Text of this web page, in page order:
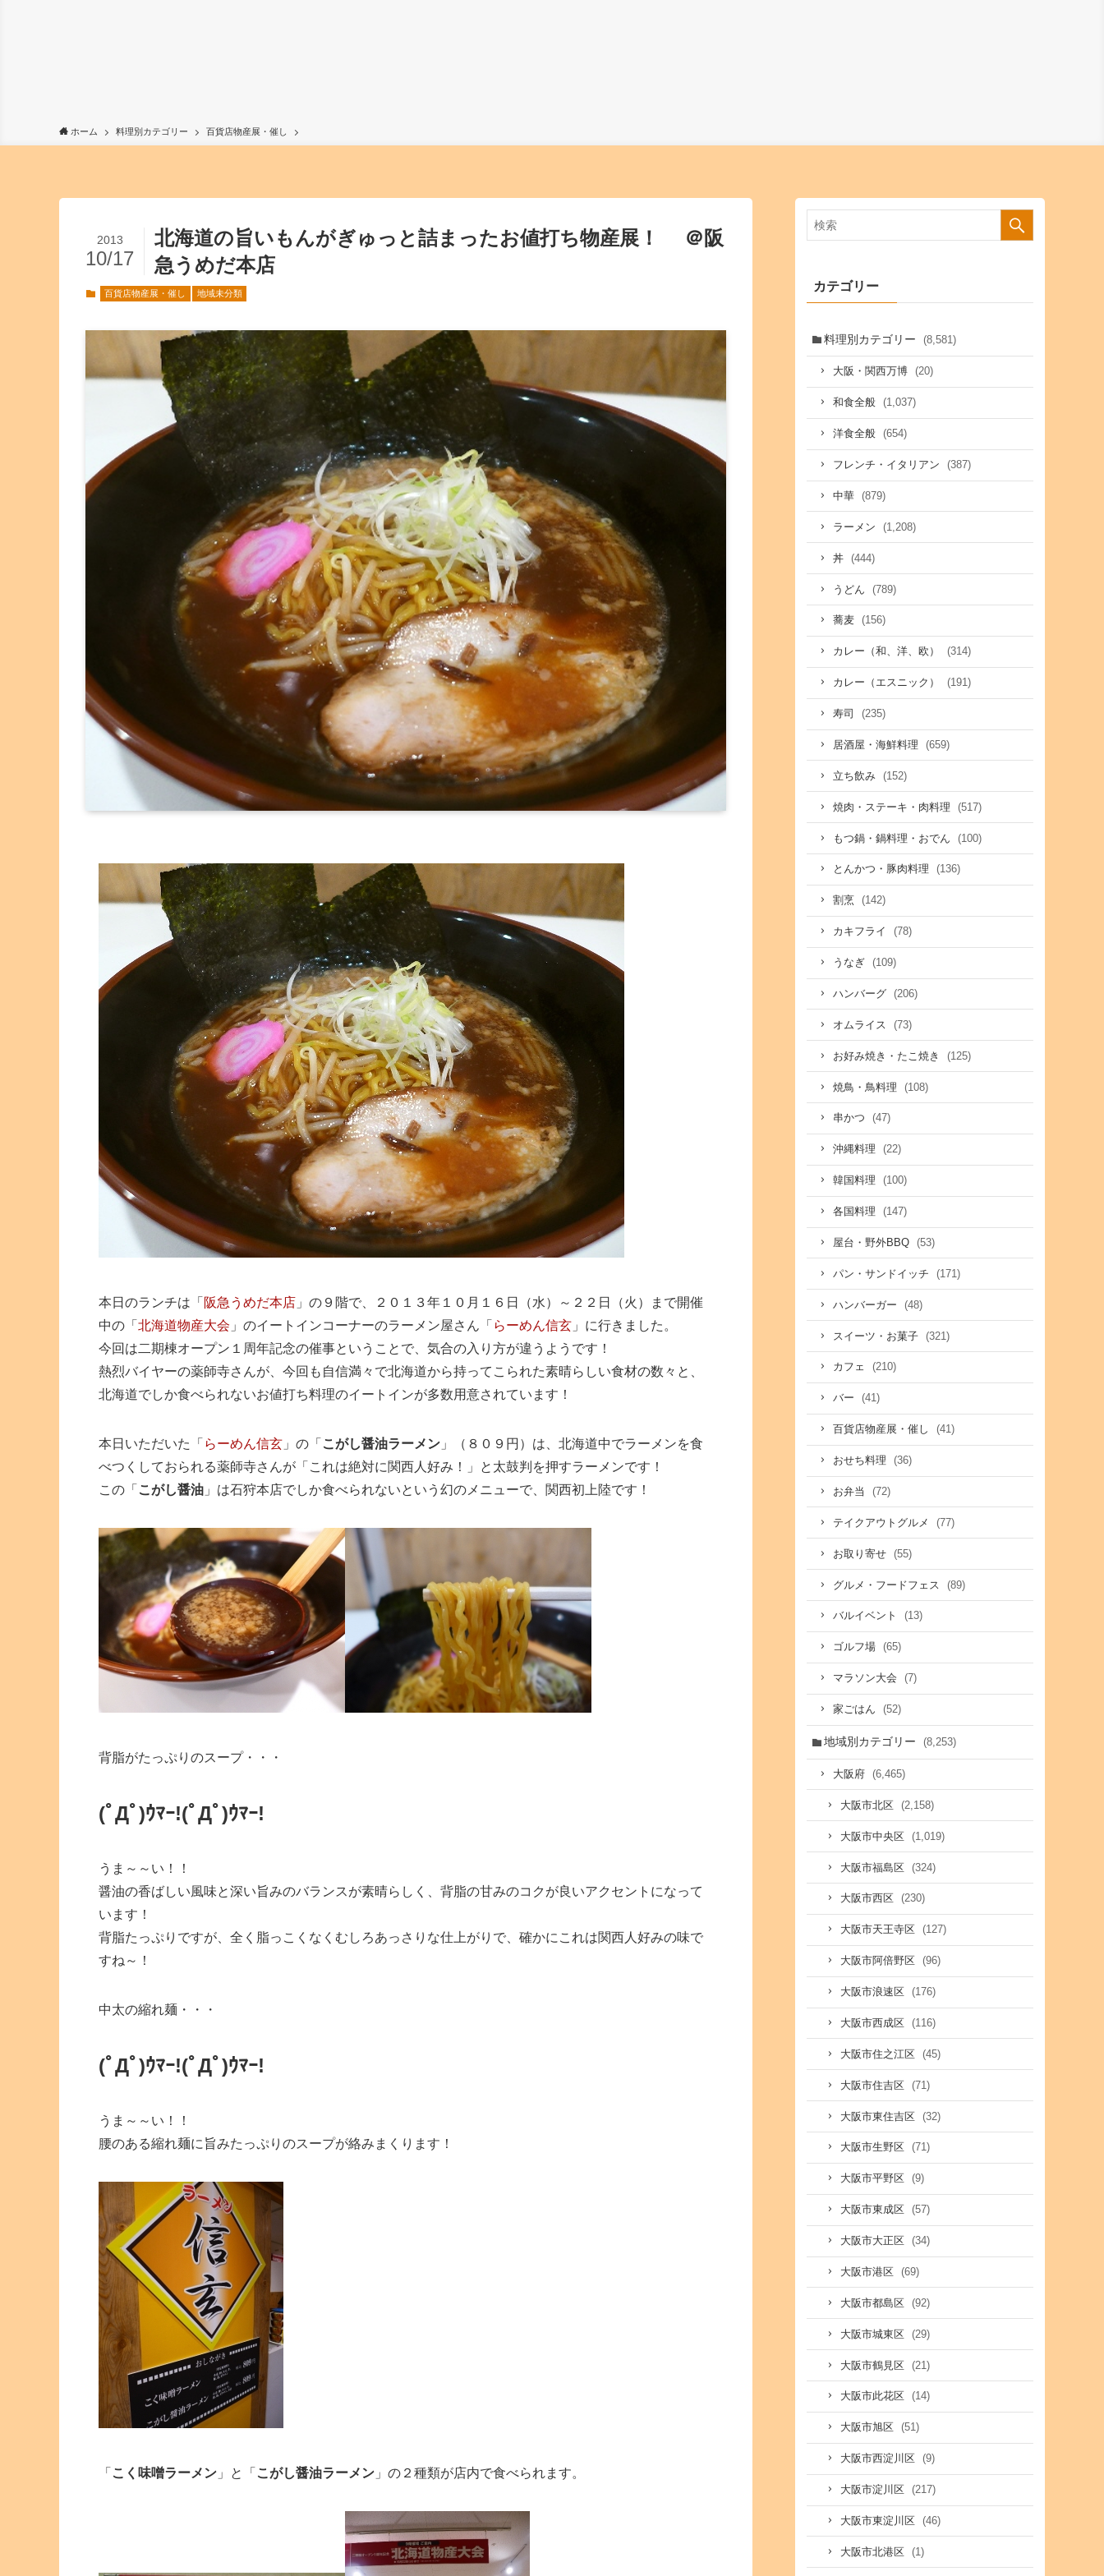
ホーム 料理別カテゴリー 百貨店物産展・催し
北海道の旨いもんがぎゅっと詰まったお値打ち物産展！ ＠阪
急うめだ本店
2013
10/17
百貨店物産展・催し 地域未分類
本日のランチは「 阪急うめだ本店 」の９階で、２０１３年１０月１６日（水）～２２日（火）まで開催
中の「 北海道物産大会 」のイートインコーナーのラーメン屋さん「 らーめん信玄 」に行きました。
今回は二期棟オープン１周年記念の催事ということで、気合の入り方が違うようです！
熱烈バイヤーの薬師寺さんが、今回も自信満々で北海道から持ってこられた素晴らしい食材の数々と、
北海道でしか食べられないお値打ち料理のイートインが多数用意されています！
本日いただいた「 らーめん信玄 」の「 こがし醤油ラーメン 」（８０９円）は、北海道中でラーメンを食
べつくしておられる薬師寺さんが「これは絶対に関西人好み！」と太鼓判を押すラーメンです！
この「 こがし醤油 」は石狩本店でしか食べられないという幻のメニューで、関西初上陸です！
背脂がたっぷりのスープ・・・
(ﾟДﾟ)ｳﾏｰ!(ﾟДﾟ)ｳﾏｰ!
うま～～い！！
醤油の香ばしい風味と深い旨みのバランスが素晴らしく、背脂の甘みのコクが良いアクセントになって
います！
背脂たっぷりですが、全く脂っこくなくむしろあっさりな仕上がりで、確かにこれは関西人好みの味で
すね～！
中太の縮れ麺・・・
(ﾟДﾟ)ｳﾏｰ!(ﾟДﾟ)ｳﾏｰ!
うま～～い！！
腰のある縮れ麺に旨みたっぷりのスープが絡みまくります！
「 こく味噌ラーメン 」と「 こがし醤油ラーメン 」の２種類が店内で食べられます。
カテゴリー
料理別カテゴリー (8,581)
大阪・関西万博 (20)
和食全般 (1,037)
洋食全般 (654)
フレンチ・イタリアン (387)
中華 (879)
ラーメン (1,208)
丼 (444)
うどん (789)
蕎麦 (156)
カレー（和、洋、欧） (314)
カレー（エスニック） (191)
寿司 (235)
居酒屋・海鮮料理 (659)
立ち飲み (152)
焼肉・ステーキ・肉料理 (517)
もつ鍋・鍋料理・おでん (100)
とんかつ・豚肉料理 (136)
割烹 (142)
カキフライ (78)
うなぎ (109)
ハンバーグ (206)
オムライス (73)
お好み焼き・たこ焼き (125)
焼鳥・鳥料理 (108)
串かつ (47)
沖縄料理 (22)
韓国料理 (100)
各国料理 (147)
屋台・野外BBQ (53)
パン・サンドイッチ (171)
ハンバーガー (48)
スイーツ・お菓子 (321)
カフェ (210)
バー (41)
百貨店物産展・催し (41)
おせち料理 (36)
お弁当 (72)
テイクアウトグルメ (77)
お取り寄せ (55)
グルメ・フードフェス (89)
バルイベント (13)
ゴルフ場 (65)
マラソン大会 (7)
家ごはん (52)
地域別カテゴリー (8,253)
大阪府 (6,465)
大阪市北区 (2,158)
大阪市中央区 (1,019)
大阪市福島区 (324)
大阪市西区 (230)
大阪市天王寺区 (127)
大阪市阿倍野区 (96)
大阪市浪速区 (176)
大阪市西成区 (116)
大阪市住之江区 (45)
大阪市住吉区 (71)
大阪市東住吉区 (32)
大阪市生野区 (71)
大阪市平野区 (9)
大阪市東成区 (57)
大阪市大正区 (34)
大阪市港区 (69)
大阪市都島区 (92)
大阪市城東区 (29)
大阪市鶴見区 (21)
大阪市此花区 (14)
大阪市旭区 (51)
大阪市西淀川区 (9)
大阪市淀川区 (217)
大阪市東淀川区 (46)
大阪市北港区 (1)